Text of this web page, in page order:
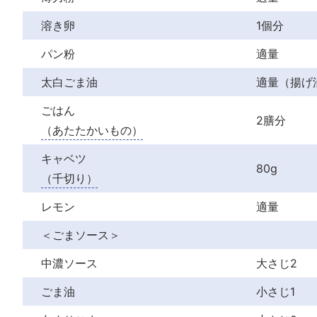
溶き卵
1個分
パン粉
適量
太白ごま油
適量（揚げ
ごはん
（あたたかいもの）
2膳分
キャベツ
（千切り）
80g
レモン
適量
＜ごまソース＞
中濃ソース
大さじ2
ごま油
小さじ1